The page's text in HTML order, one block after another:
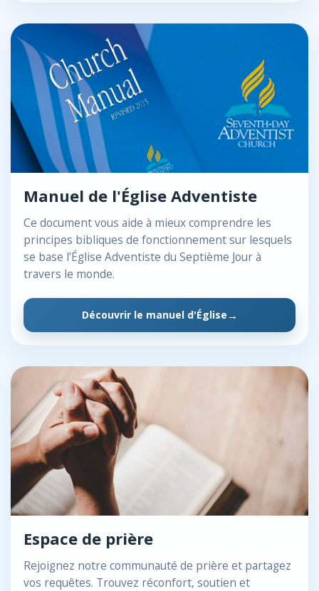
Manuel de l'Église Adventiste
Ce document vous aide à mieux comprendre les
principes bibliques de fonctionnement sur lesquels
se base l’Église Adventiste du Septième Jour à
travers le monde.
Découvrir le manuel d'Église
Espace de prière
Rejoignez notre communauté de prière et partagez
vos requêtes. Trouvez réconfort, soutien et